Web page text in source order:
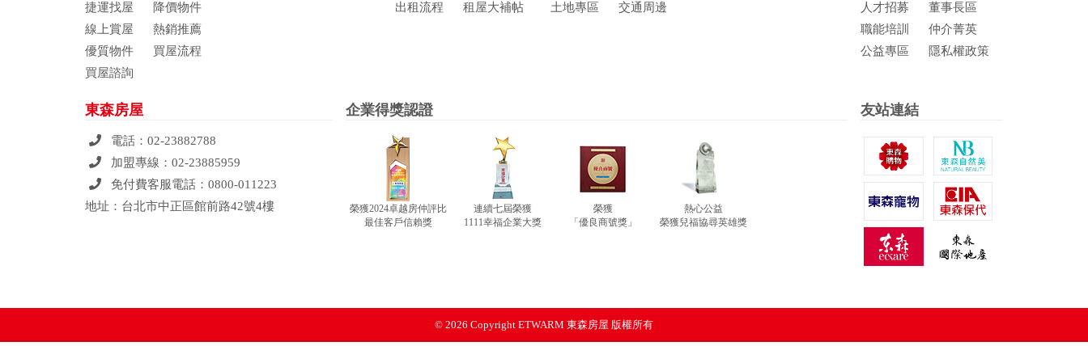
捷運找屋
降價物件
線上賞屋
熱銷推薦
優質物件
買屋流程
買屋諮詢
出租流程
租屋大補帖
土地專區
交通周邊
人才招募
董事長區
職能培訓
仲介菁英
公益專區
隱私權政策
東森房屋
電話： 02-23882788
加盟專線： 02-23885959
免付費客服電話： 0800-011223
地址：台北市中正區館前路42號4樓
企業得獎認證
榮獲2024卓越房仲評比
最佳客戶信賴獎
連續七屆榮獲
1111幸福企業大獎
榮獲
「優良商號獎」
熱心公益
榮獲兒福協尋英雄獎
友站連結
© 2026 Copyright ETWARM 東森房屋 版權所有